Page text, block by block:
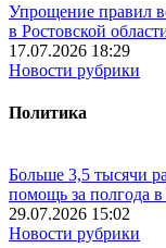
Упрощение правил
в Ростовской
17.07.2026 18:29
Новости рубрики
Политика
Больше 3,5 тысячи
помощь за полгода в
29.07.2026 15:02
Новости рубрики